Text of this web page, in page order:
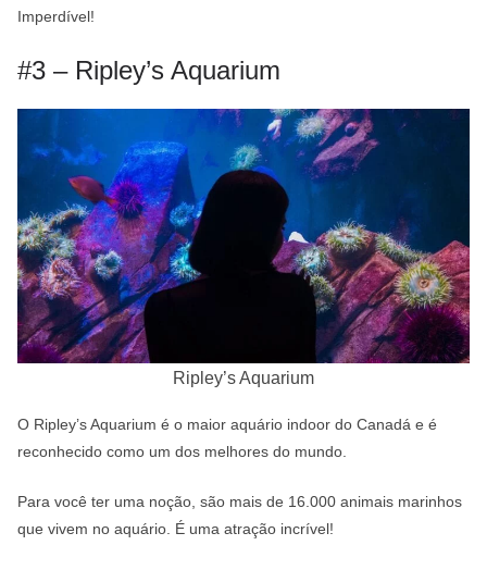
Imperdível!
#3 – Ripley’s Aquarium
Ripley’s Aquarium
O Ripley’s Aquarium é o maior aquário indoor do Canadá e é
reconhecido como um dos melhores do mundo.
Para você ter uma noção, são mais de 16.000 animais marinhos
que vivem no aquário. É uma atração incrível!